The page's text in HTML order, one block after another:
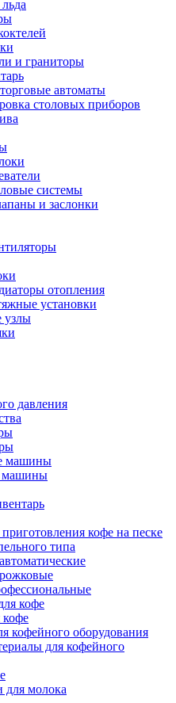
и граниторы
автоматы
столовых приборов
системы
и заслонки
отопления
установки
узлы
давления
машины
машины
кофе на песке
типа
кофе
кофейного оборудования
для кофейного
для молока